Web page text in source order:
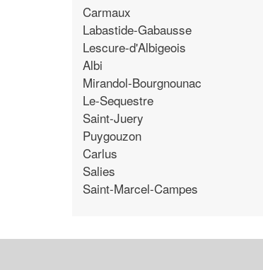
Carmaux
Labastide-Gabausse
Lescure-d'Albigeois
Albi
Mirandol-Bourgnounac
Le-Sequestre
Saint-Juery
Puygouzon
Carlus
Salies
Saint-Marcel-Campes